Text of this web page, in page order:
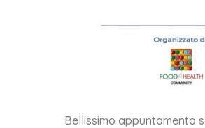
Bellissimo appuntamento